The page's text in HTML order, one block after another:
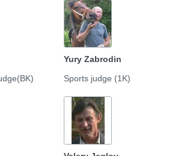
Yury Zabrodin
Sports judge (1K)